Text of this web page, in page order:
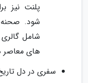
پلنت نیز
شود. صحنه
شامل
های
سفری در دل